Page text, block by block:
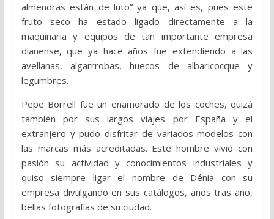
almendras están de luto” ya que, así es, pues este
fruto seco ha estado ligado directamente a la
maquinaria y equipos de tan importante empresa
dianense, que ya hace años fue extendiendo a las
avellanas, algarrrobas, huecos de albaricocque y
legumbres.
Pepe Borrell fue un enamorado de los coches, quizá
también por sus largos viajes por España y el
extranjero y pudo disfritar de variados modelos con
las marcas más acreditadas. Este hombre vivió con
pasión su actividad y conocimientos industriales y
quiso siempre ligar el nombre de Dénia con su
empresa divulgando en sus catálogos, años tras año,
bellas fotografías de su ciudad.